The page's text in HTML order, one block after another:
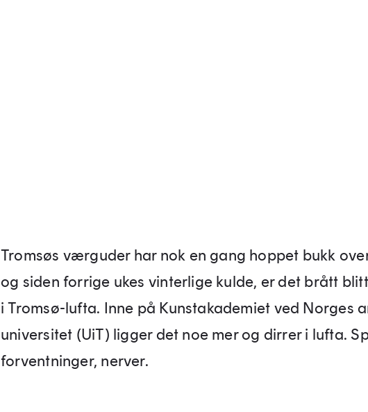
Tromsøs værguder har nok en gang hoppet bukk
og siden forrige ukes vinterlige kulde, er det brått
i Tromsø-lufta. Inne på Kunstakademiet ved Norges
universitet (UiT) ligger det noe mer og dirrer i lufta.
forventninger, nerver.